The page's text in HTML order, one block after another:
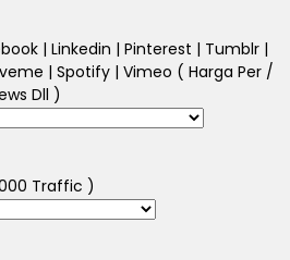
| Linkedin | Pinterest | Tumblr |
| Spotify | Vimeo ( Harga Per /
Dll )
Traffic )